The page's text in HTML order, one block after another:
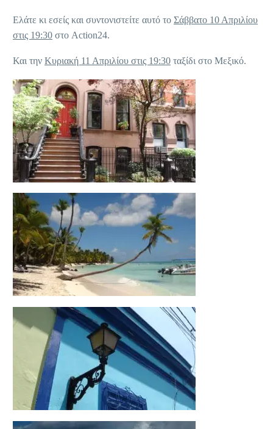
Ελάτε κι εσείς και συντονιστείτε αυτό το Σάββατο 10 Απριλίου
στις 19:30 στο Action24.
Και την Κυριακή 11 Απριλίου στις 19:30 ταξίδι στο Μεξικό.